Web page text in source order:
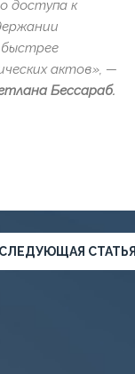
доступа к
актов», —
Бессараб.
СЛЕДУЮЩАЯ СТАТЬЯ